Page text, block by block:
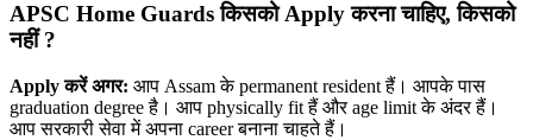
APSC Home Guards किसको Applyकरना चाहिए,किसको
नहीं ?
Applyकरें अगर: आप Assam के permanent resident हैं। आपके पास
graduation degree है। आप physically fit हैं और age limit के अंदर हैं।
आप सरकारी सेवा में अपना career बनाना चाहते हैं।